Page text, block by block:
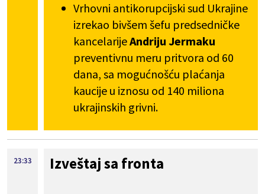
Vrhovni antikorupcijski sud Ukrajine
izrekao bivšem šefu predsedničke
kancelarijeAndriju Jermaku
preventivnu meru pritvora od 60
dana, sa mogućnošću plaćanja
kaucije u iznosu od 140 miliona
ukrajinskih grivni.
23:33 Izveštaj sa fronta